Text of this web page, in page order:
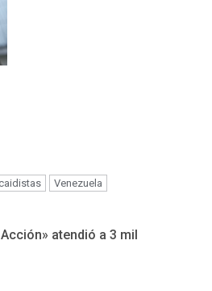
Venezuela
atendió a 3 mil
POLÍTICA
TITULARES